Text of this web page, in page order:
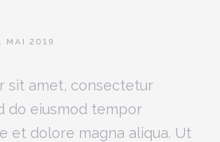
MAI 2019
sit amet, consectetur
do eiusmod tempor
et dolore magna aliqua. Ut